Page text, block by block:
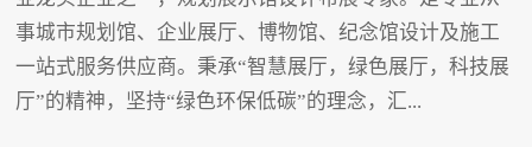
事城市规划馆、企业展厅、博物馆、纪念馆设计及施工
一站式服务供应商。秉承“智慧展厅，绿色展厅，科技展
厅”的精神，坚持“绿色环保低碳”的理念，汇...